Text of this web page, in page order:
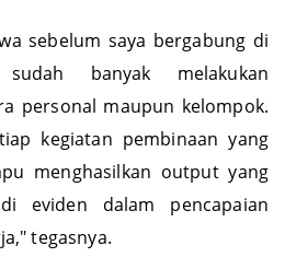
sebelum saya bergabung di
banyak melakukan
personal maupun kelompok.
kegiatan pembinaan yang
menghasilkan output yang
eviden dalam pencapaian
tegasnya.